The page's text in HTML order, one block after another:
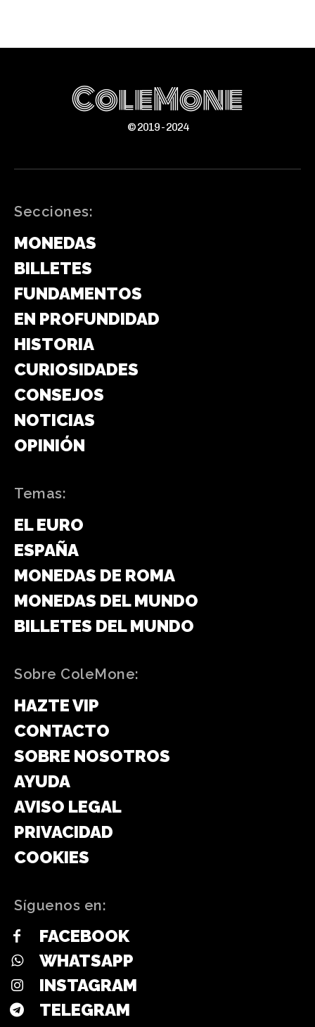
ColeMone
© 2019 - 2024
Secciones:
MONEDAS
BILLETES
FUNDAMENTOS
EN PROFUNDIDAD
HISTORIA
CURIOSIDADES
CONSEJOS
NOTICIAS
OPINIÓN
Temas:
EL EURO
ESPAÑA
MONEDAS DE ROMA
MONEDAS DEL MUNDO
BILLETES DEL MUNDO
Sobre ColeMone:
HAZTE VIP
CONTACTO
SOBRE NOSOTROS
AYUDA
AVISO LEGAL
PRIVACIDAD
COOKIES
Síguenos en:
FACEBOOK
WHATSAPP
INSTAGRAM
TELEGRAM